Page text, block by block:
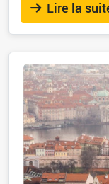
Lire la